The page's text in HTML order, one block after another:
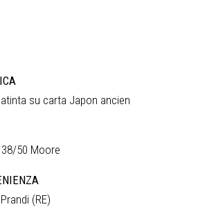
su carta Japon ancien
50 Moore
(RE)